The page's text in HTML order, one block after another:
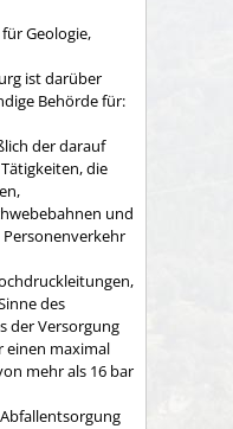
Geologie,
ist darüber
Behörde für:
der darauf
die
und
des
der Versorgung
einen maximal
mehr als 16 bar